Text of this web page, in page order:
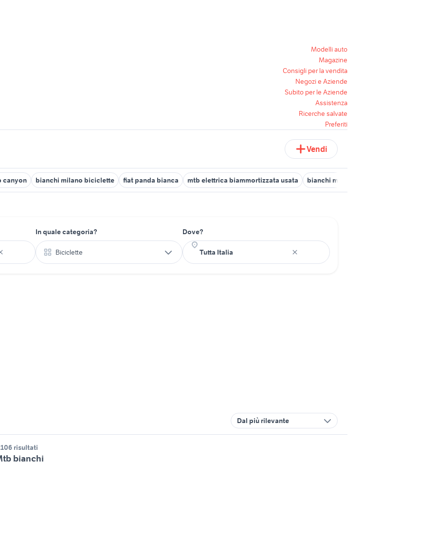
Modelli auto
Magazine
Consigli per la vendita
Negozi e Aziende
Subito per le Aziende
Assistenza
Ricerche salvate
Preferiti
Vendi
canyon bianchi milano biciclette fiat panda bianca mtb elettrica biammortizzata usata bianchi methanol fs 2017
In quale categoria?
Biciclette
Dove?
Dal più rilevante
risultati
bianchi